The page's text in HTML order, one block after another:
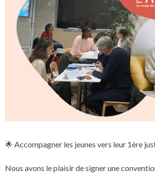
🌟 Accompagner les jeunes vers leur 1ère
Nous avons le plaisir de signer une